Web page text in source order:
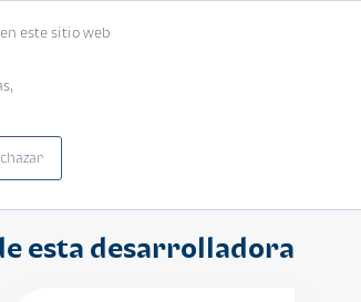
este sitio web
esta desarrolladora
ideal